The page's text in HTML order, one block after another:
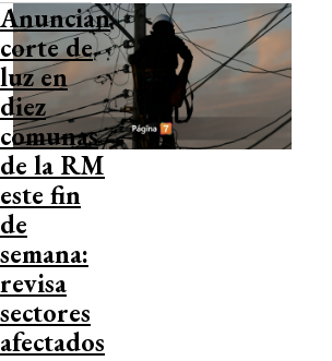
Anuncian
corte de
luz en
diez
comunas
de la RM
este fin
de
semana:
revisa
sectores
afectados